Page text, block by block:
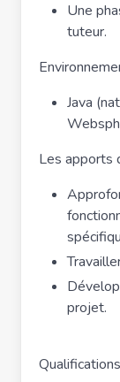
Une
tuteur.
Java
Les apports
projet.
Qualifications